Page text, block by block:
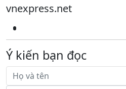
vnexpress.net
Ý kiến bạn đọc